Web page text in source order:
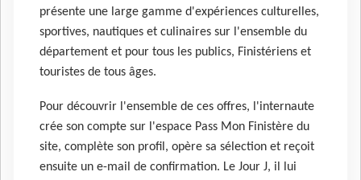
présente une large gamme d'expériences culturelles,
sportives, nautiques et culinaires sur l'ensemble du
département et pour tous les publics, Finistériens et
touristes de tous âges.
Pour découvrir l'ensemble de ces offres, l'internaute
crée son compte sur l'espace Pass Mon Finistère du
site, complète son profil, opère sa sélection et reçoit
ensuite un e-mail de confirmation. Le Jour J, il lui